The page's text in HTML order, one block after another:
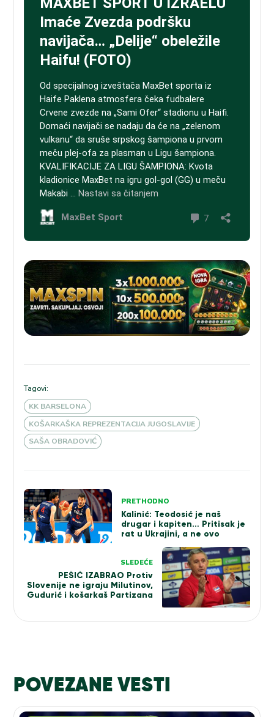
Tagovi:
KK BARSELONA
KOŠARKAŠKA REPREZENTACIJA JUGOSLAVIJE
SAŠA OBRADOVIĆ
Kretanje
članka
PRETHODNO
Kalinić: Teodosić je naš
drugar i kapiten… Pritisak je
rat u Ukrajini, a ne ovo
SLEDEĆE
PEŠIĆ IZABRAO Protiv
Slovenije ne igraju Milutinov,
Gudurić i košarkaš Partizana
POVEZANE VESTI